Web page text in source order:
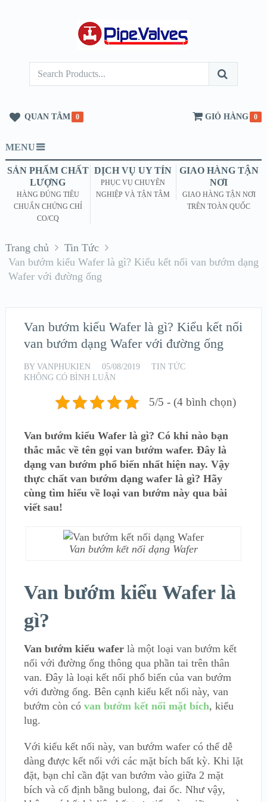
QUAN TÂM 0 GIỎ HÀNG 0
MENU
SẢN PHẨM CHẤT
LƯỢNG
HÀNG ĐÚNG TIÊU
CHUẨN CHỨNG CHỈ
CO/CQ
DỊCH VỤ UY TÍN
PHỤC VỤ CHUYÊN
NGHIỆP VÀ TẬN TÂM
GIAO HÀNG TẬN
NƠI
GIAO HÀNG TẬN NƠI
TRÊN TOÀN QUỐC
Trang chủ
Tin Tức
Van bướm kiểu Wafer là gì? Kiểu kết nối van bướm dạng
Wafer với đường ống
Van bướm kiểu Wafer là gì? Kiểu kết nối
van bướm dạng Wafer với đường ống
BY VANPHUKIEN 05/08/2019
TIN TỨC
KHÔNG CÓ BÌNH LUẬN
5/5 - (4 bình chọn)
Van bướm kiểu Wafer là gì? Có khi nào bạn
thắc mắc về tên gọi van bướm wafer. Đây là
dạng van bướm phổ biến nhất hiện nay. Vậy
thực chất van bướm dạng wafer là gì? Hãy
cùng tìm hiểu về loại van bướm này qua bài
viết sau!
Van bướm kết nối dạng Wafer
Van bướm kiểu Wafer là
gì?
Van bướm kiểu waferlà một loại van bướm kết
nối với đường ống thông qua phần tai trên thân
van. Đây là loại kết nối phổ biến của van bướm
với đường ống. Bên cạnh kiểu kết nối này, van
bướm còn có van bướm kết nối mặt bích, kiểu
lug.
Với kiểu kết nối này, van bướm wafer có thể dễ
dàng được kết nối với các mặt bích bất kỳ. Khi lặt
đặt, bạn chỉ cần đặt van bướm vào giữa 2 mặt
bích và cố định bằng bulong, đai ốc. Như vậy,